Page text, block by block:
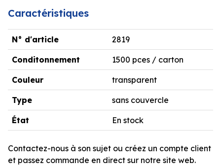
Caractéristiques
N° d'article 2819
Conditonnement 1500 pces / carton
Couleur transparent
Type sans couvercle
État En stock
Contactez-nous à son sujet ou créez un compte client
et passez commande en direct sur notre site web.